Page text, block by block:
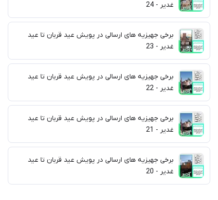
غدیر - 24
برخی جهیزیه های ارسالی در پویش عید قربان تا عید
غدیر - 23
برخی جهیزیه های ارسالی در پویش عید قربان تا عید
غدیر - 22
برخی جهیزیه های ارسالی در پویش عید قربان تا عید
غدیر - 21
برخی جهیزیه های ارسالی در پویش عید قربان تا عید
غدیر - 20